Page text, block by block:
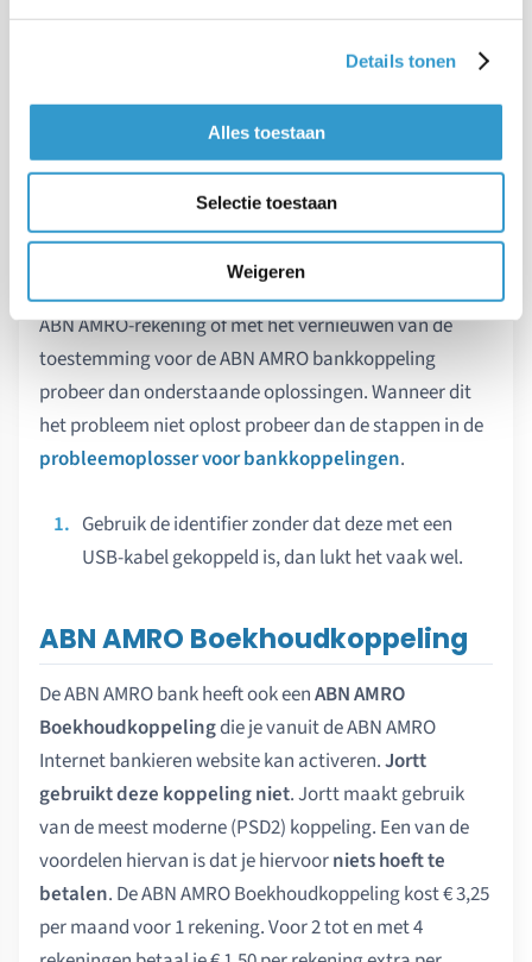
Details tonen
Alles toestaan
Selectie toestaan
Weigeren
je boekhouding wilt toevoegen.
De toegang tot de ABN AMRO verloopt
automatisch na 180 dagen.
Problemen met bankkoppeling ABN
AMRO
Wanneer er problemen zijn met het koppelen van de
ABN AMRO-rekening of met het vernieuwen van de
toestemming voor de ABN AMRO bankkoppeling
probeer dan onderstaande oplossingen. Wanneer dit
het probleem niet oplost probeer dan de stappen in de
probleemoplosser voor bankkoppelingen.
Gebruik de identifier zonder dat deze met een
USB-kabel gekoppeld is, dan lukt het vaak wel.
ABN AMRO Boekhoudkoppeling
De ABN AMRO bank heeft ook eenABN AMRO
Boekhoudkoppelingdie je vanuit de ABN AMRO
Internet bankieren website kan activeren.Jortt
gebruikt deze koppeling niet. Jortt maakt gebruik
van de meest moderne (PSD2) koppeling. Een van de
voordelen hiervan is dat je hiervoorniets hoeft te
betalen. De ABN AMRO Boekhoudkoppeling kost € 3,25
per maand voor 1 rekening. Voor 2 tot en met 4